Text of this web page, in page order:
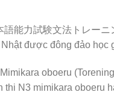
能力試験文法トレー
được đông đảo học
oboeru
N3 mimikara oboeru